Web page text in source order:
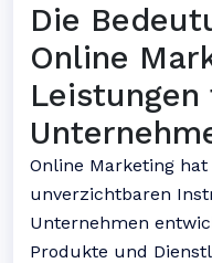
Die
Online
Online Marketing
unverzichtbaren
Unternehmen
Produkte und